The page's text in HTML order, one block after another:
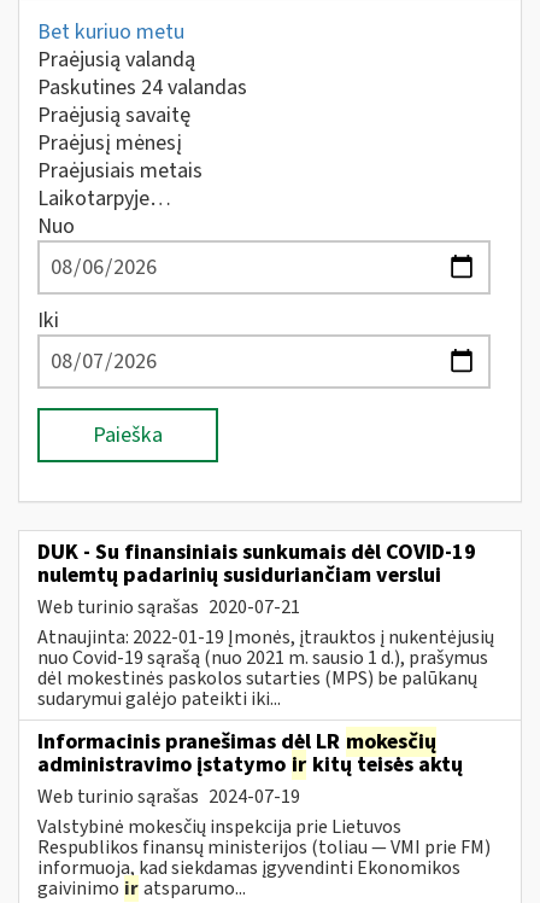
Bet kuriuo metu
Praėjusią valandą
Paskutines 24 valandas
Praėjusią savaitę
Praėjusį mėnesį
Praėjusiais metais
Laikotarpyje…
Nuo
Iki
Paieška
DUK - Su finansiniais sunkumais dėl COVID-19
nulemtų padarinių susiduriančiam verslui
Web turinio sąrašas 2020-07-21
Atnaujinta: 2022-01-19 Įmonės, įtrauktos į nukentėjusių
nuo Covid-19 sąrašą (nuo 2021 m. sausio 1 d.), prašymus
dėl mokestinės paskolos sutarties (MPS) be palūkanų
sudarymui galėjo pateikti iki...
Informacinis pranešimas dėl LR mokesčių
administravimo įstatymo ir kitų teisės aktų
Web turinio sąrašas 2024-07-19
Valstybinė mokesčių inspekcija prie Lietuvos
Respublikos finansų ministerijos (toliau — VMI prie FM)
informuoja, kad siekdamas įgyvendinti Ekonomikos
gaivinimo iratsparumo...